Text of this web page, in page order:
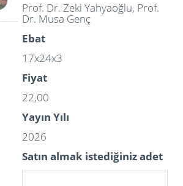
Prof. Dr. Zeki Yahyaoğlu, Prof.
Dr. Musa Genç
Ebat
17x24x3
Fiyat
22,00
Yayın Yılı
2026
Satın almak istediğiniz adet